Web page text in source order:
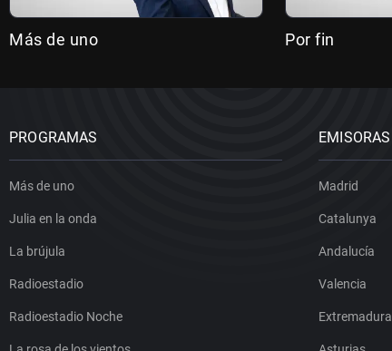
Más de uno Por fin
PROGRAMAS
Más de uno
Julia en la onda
La brújula
Radioestadio
Radioestadio Noche
EMISORAS
Madrid
Catalunya
Andalucía
Valencia
Extremadura